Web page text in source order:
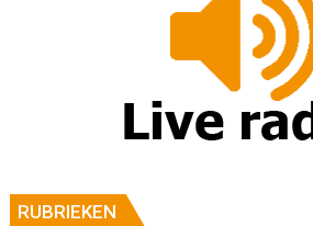
RUBRIEKEN